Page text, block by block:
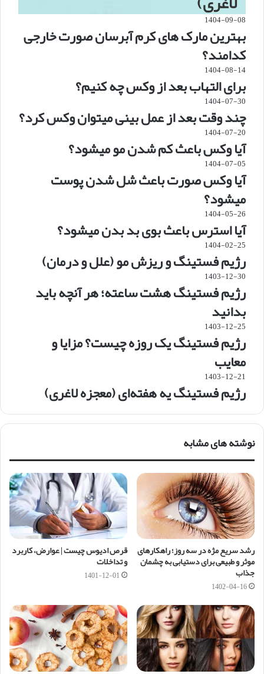
1404-09-08
بهترین مارک های کرم آبرسان صورت خارجی
کدامند؟
1404-08-14
برای التهاب بعد از وکس چه کنیم؟
1404-07-30
چند وقت بعد از عمل بینی میتوان وکس کرد؟
1404-07-20
آیا وکس باعث کم شدن مو میشود؟
1404-07-05
آیا وکس صورت باعث شل شدن پوست
میشود؟
1404-05-26
آیا استرس باعث بوی بد بدن میشود؟
1404-02-25
رژیم فستینگ و ریزش مو (علل و درمان)
1403-12-30
رژیم فستینگ هشت ساعته؛ هر آنچه باید
بدانید
1403-12-25
رژیم فستینگ یک روزه چیست؟ مزایا و
معایب
1403-12-21
رژیم فستینگ یه هفته‌ای (معجزه لاغری)
نوشته های مشابه
رشد سریع مژه در سه روز؛ راهکارهای
موثر و طبیعی برای دستیابی به چشمان
جذاب
1402-04-16
قرص ادیوس چیست | عوارض، کاربرد
و تداخلات
1401-12-01